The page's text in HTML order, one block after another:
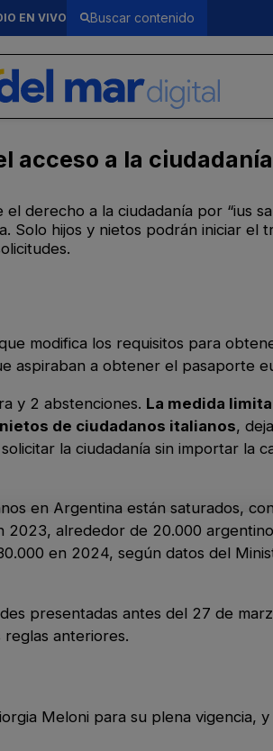
EN VIVO
acceso a la
derecho a la ciudadanía por “ius
Solo hijos y nietos podrán iniciar el
modifica los requisitos para
aspiraban a obtener el pasaporte
y 2 abstenciones. La medida
de ciudadanos italianos,
la ciudadanía sin importar la
en Argentina están saturados,
alrededor de 20.000
en 2024, según datos del
presentadas antes del 27 de
anteriores.
Meloni para su plena vigencia,